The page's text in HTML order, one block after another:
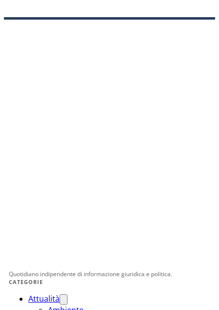
Quotidiano indipendente di informazione giuridica e politica.
CATEGORIE
Attualità